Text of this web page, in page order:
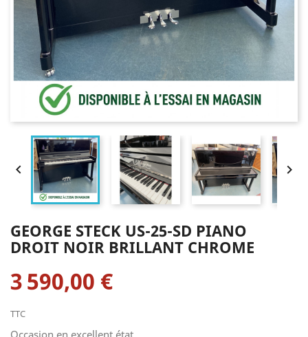
 
GEORGE STECK US-25-SD PIANO
DROIT NOIR BRILLANT CHROME
3 590,00 €
TTC